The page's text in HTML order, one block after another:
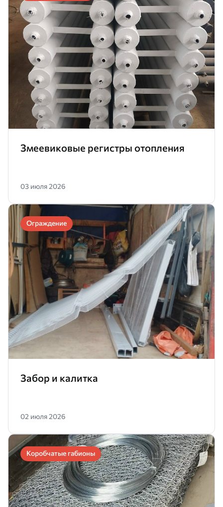
Змеевиковые регистры отопления
03 июля 2026
Ограждение
Забор и калитка
02 июля 2026
Коробчатые габионы